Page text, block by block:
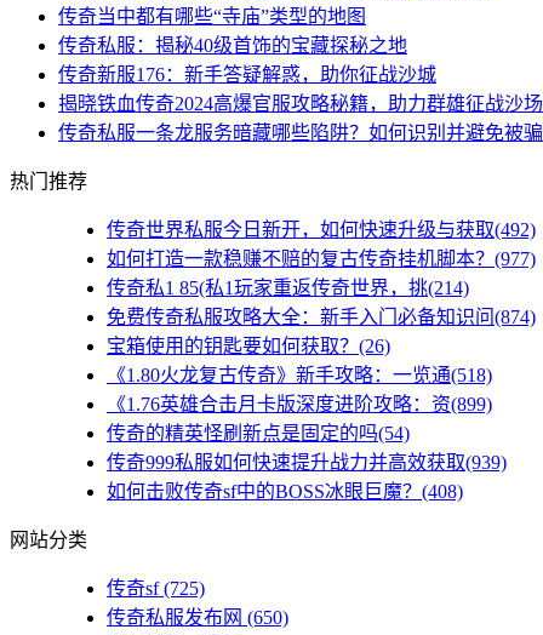
传奇当中都有哪些“寺庙”类型的地图
传奇私服：揭秘40级首饰的宝藏探秘之地
传奇新服176：新手答疑解惑，助你征战沙城
揭晓铁血传奇2024高爆官服攻略秘籍，助力群雄征战沙场
传奇私服一条龙服务暗藏哪些陷阱？如何识别并避免被
热门推荐
传奇世界私服今日新开，如何快速升级与获取(492)
如何打造一款稳赚不赔的复古传奇挂机脚本？(977)
传奇私1 85(私1玩家重返传奇世界，挑(214)
免费传奇私服攻略大全：新手入门必备知识问(874)
宝箱使用的钥匙要如何获取？(26)
《1.80火龙复古传奇》新手攻略：一览通(518)
《1.76英雄合击月卡版深度进阶攻略：资(899)
传奇的精英怪刷新点是固定的吗(54)
传奇999私服如何快速提升战力并高效获取(939)
如何击败传奇sf中的BOSS冰眼巨魔？(408)
网站分类
传奇sf(725)
传奇私服发布网 (650)